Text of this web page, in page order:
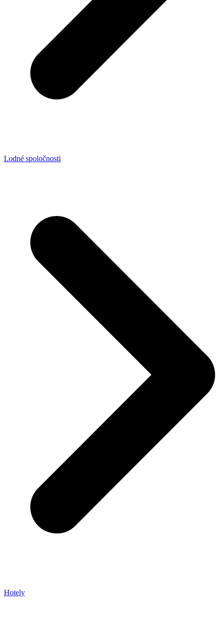
Lodné spoločnosti
Hotely